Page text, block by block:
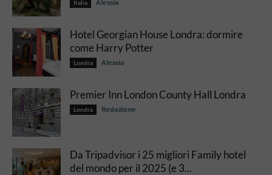
Italia Alessia
Hotel Georgian House Londra: dormire
come Harry Potter
Londra Alessia
Premier Inn London County Hall Londra
Londra Redazione
Da Tripadvisor i 25 migliori Family hotel
del mondo per il 2025 (e 3...